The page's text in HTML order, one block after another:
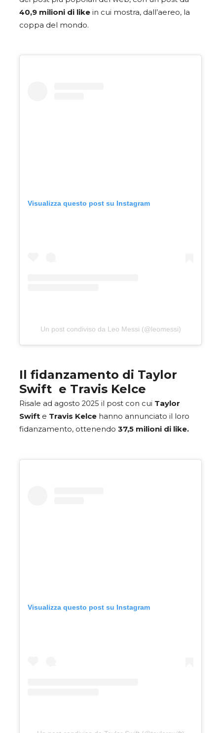
40,9 milioni di like in cui mostra, dall’aereo, la
coppa del mondo.
Visualizza questo post su Instagram
Un post condiviso da Leo Messi (@leomessi)
Il fidanzamento di Taylor
Swift e Travis Kelce
Risale ad agosto 2025 il post con cui Taylor
Swift e Travis Kelce hanno annunciato il loro
fidanzamento, ottenendo 37,5 milioni di like.
Visualizza questo post su Instagram